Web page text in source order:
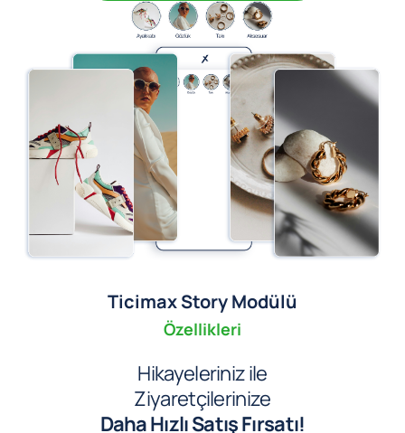
Ticimax Story Modülü
Özellikleri
Hikayeleriniz ile
Ziyaretçilerinize
Daha Hızlı Satış Fırsatı!